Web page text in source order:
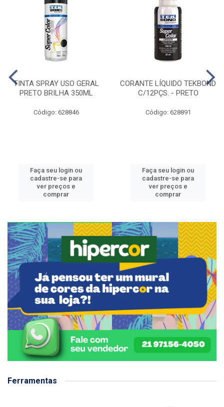
TINTA SPRAY USO GERAL
PRETO BRILHA 350ML
Código: 628846
Faça seu login ou
cadastre-se para
ver preços e
comprar
CORANTE LÍQUIDO TEKBOND
C/12PÇS. - PRETO
Código: 628891
Faça seu login ou
cadastre-se para
ver preços e
comprar
Ferramentas